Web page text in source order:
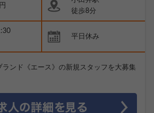
徒歩8分
平日休み
ランド《エース》の新規スタッフを大募集